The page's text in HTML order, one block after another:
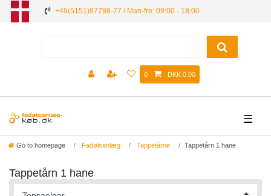
+49(5151)87798-77 / Man-fre: 09:00 - 18:00
0 DKK 0.00
☰
Go to homepage Fadølsanlæg Tappetårne Tappetårn 1 hane
Tappetårn 1 hane